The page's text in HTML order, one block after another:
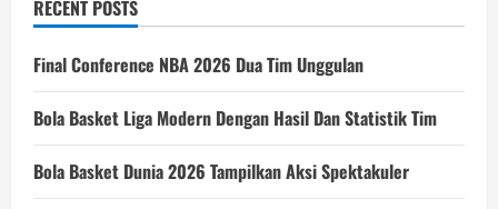
RECENT POSTS
Final Conference NBA 2026 Dua Tim Unggulan
Bola Basket Liga Modern Dengan Hasil Dan Statistik Tim
Bola Basket Dunia 2026 Tampilkan Aksi Spektakuler